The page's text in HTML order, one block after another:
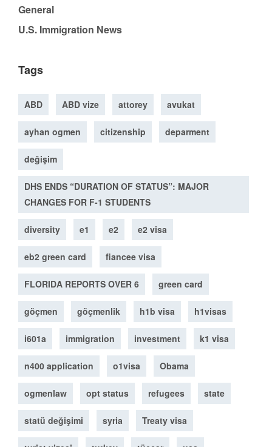
General
U.S. Immigration News
Tags
ABD ABD vize attorey avukat
ayhan ogmen citizenship deparment
değişim
DHS ENDS “DURATION OF STATUS”: MAJOR
CHANGES FOR F-1 STUDENTS
diversity e1 e2 e2 visa
eb2 green card fiancee visa
FLORIDA REPORTS OVER 6 green card
göçmen göçmenlik h1b visa h1visas
i601a immigration investment k1 visa
n400 application o1visa Obama
ogmenlaw opt status refugees state
statü değişimi syria Treaty visa